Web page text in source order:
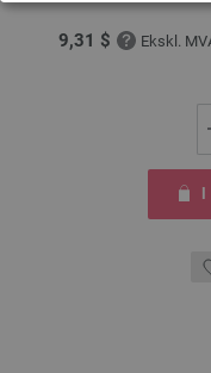
9,31 $ Ekskl.
I